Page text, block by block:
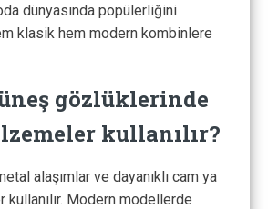
dünyasında popülerliğini
klasik hem modern kombinlere
gözlüklerinde
kullanılır?
alaşımlar ve dayanıklı cam ya
Modern modellerde